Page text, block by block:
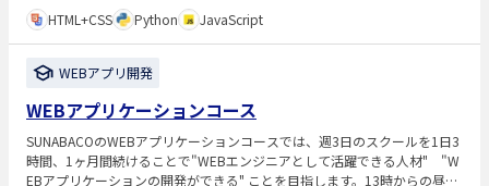
HTML+CSS
Python JavaScript
WEBアプリ開発
WEBアプリケーションコース
SUNABACOのWEBアプリケーションコースでは、週3日のスクールを1日3
時間、1ヶ月間続けることで"WEBエンジニアとして活躍できる人材" "W
EBアプリケーションの開発ができる" ことを目指します。13時からの昼コ